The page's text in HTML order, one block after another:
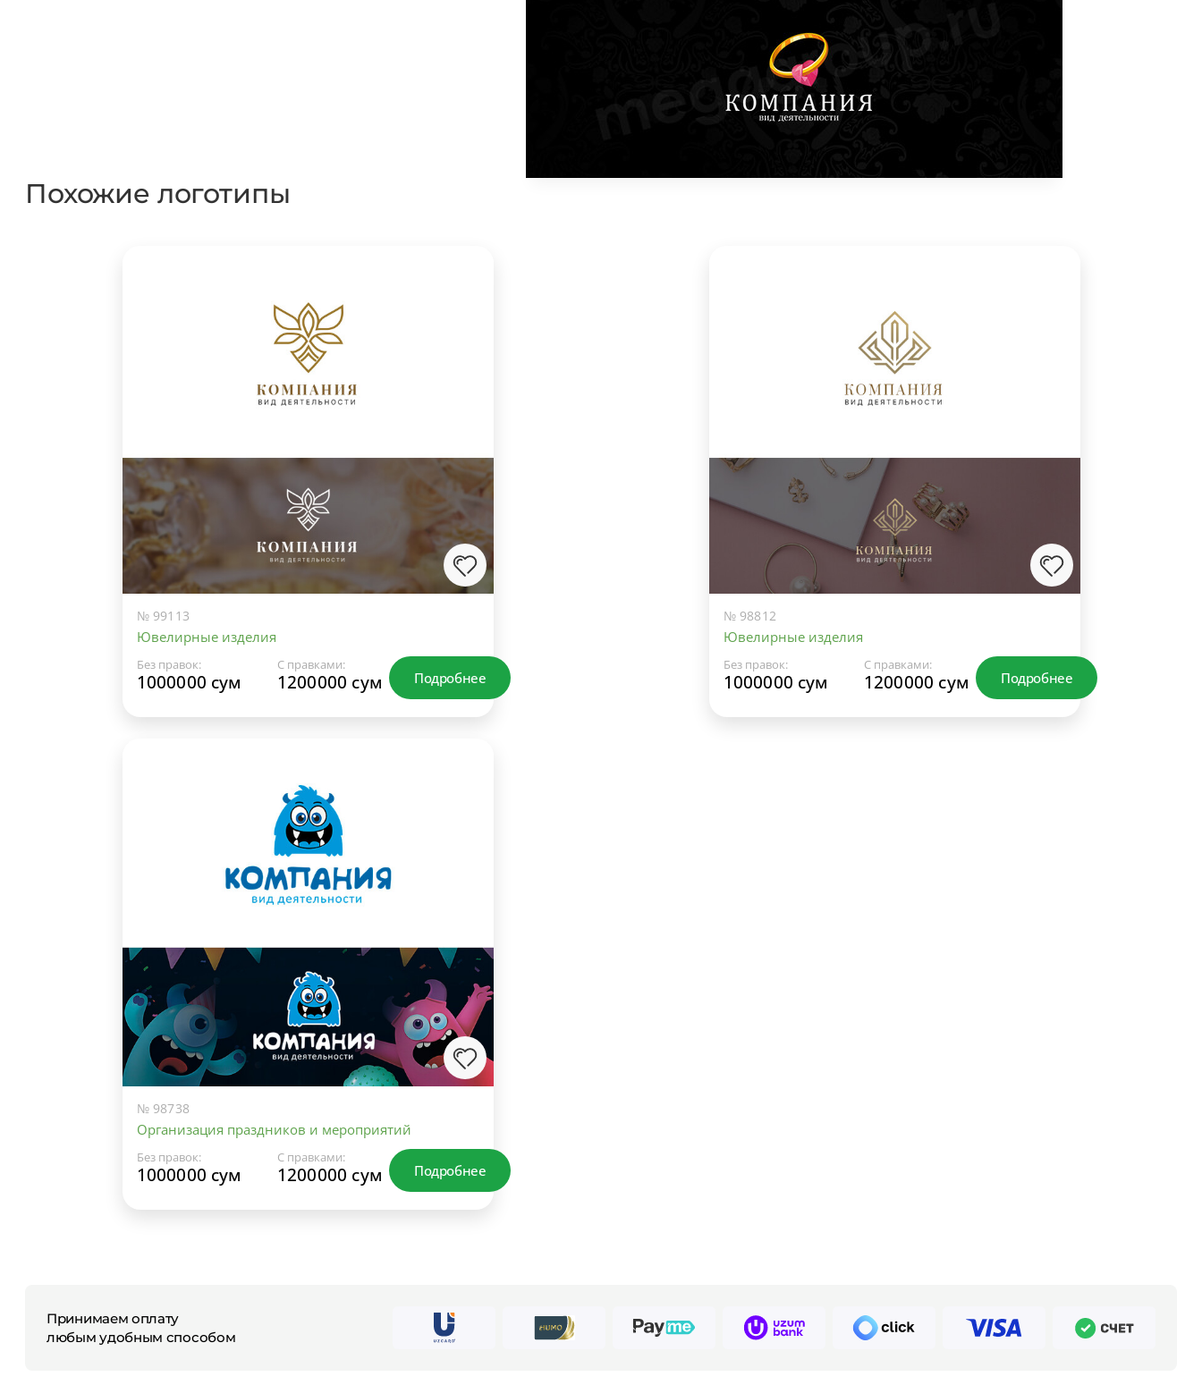
Похожие логотипы
№ 99113
Ювелирные изделия
Без правок:
1000000 сум
С правками:
1200000 сум Подробнее
№ 98812
Ювелирные изделия
Без правок:
1000000 сум
С правками:
1200000 сум Подробнее
№ 98738
Организация праздников и мероприятий
Без правок:
1000000 сум
С правками:
1200000 сум Подробнее
Принимаем оплату
любым удобным способом